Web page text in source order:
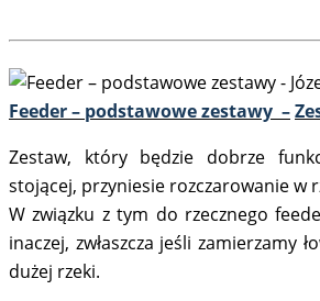
Feeder – podstawowe zestawy –
Zestaw, który będzie dobrze
stojącej, przyniesie rozczarowanie w
W związku z tym do rzecznego
inaczej, zwłaszcza jeśli zamierzamy
dużej rzeki.